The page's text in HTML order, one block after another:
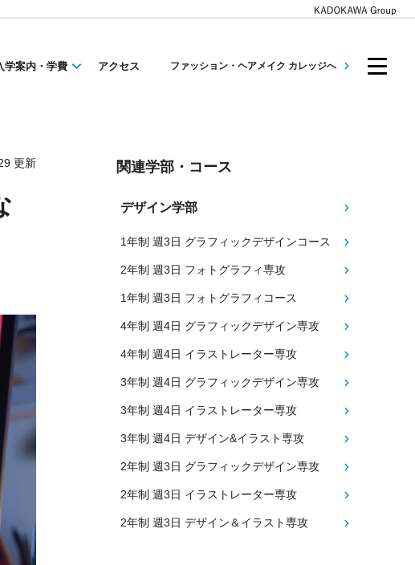
学案内・学費 アクセス ファッション・ヘアメイク カレッジへ
更新 関連学部・コース
デザイン学部
1年制 週3日 グラフィックデザインコース
2年制 週3日 フォトグラフィ専攻
1年制 週3日 フォトグラフィコース
4年制 週4日 グラフィックデザイン専攻
4年制 週4日 イラストレーター専攻
3年制 週4日 グラフィックデザイン専攻
3年制 週4日 イラストレーター専攻
3年制 週4日 デザイン&イラスト専攻
2年制 週3日 グラフィックデザイン専攻
2年制 週3日 イラストレーター専攻
2年制 週3日 デザイン＆イラスト専攻